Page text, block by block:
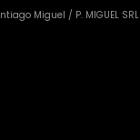
Miguel / P. MIGUEL SRL